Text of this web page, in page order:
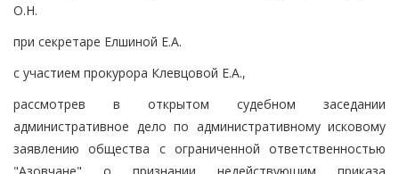
О.Н.
при секретаре Елшиной Е.А.
с участием прокурора Клевцовой Е.А.,
рассмотрев в открытом судебном заседании
административное дело по административному исковому
заявлению общества с ограниченной ответственностью